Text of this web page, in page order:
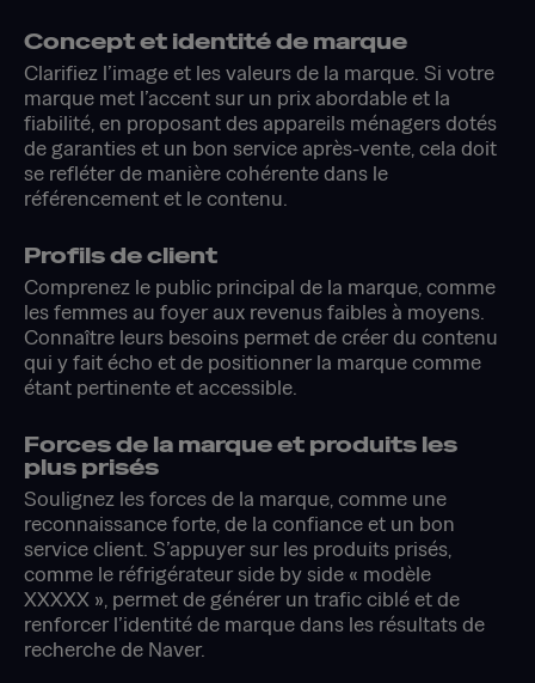
Concept et identité de marque
Clarifiez l’image et les valeurs de la marque. Si votre
marque met l’accent sur un prix abordable et la
fiabilité, en proposant des appareils ménagers dotés
de garanties et un bon service après-vente, cela doit
se refléter de manière cohérente dans le
référencement et le contenu.
Profils de client
Comprenez le public principal de la marque, comme
les femmes au foyer aux revenus faibles à moyens.
Connaître leurs besoins permet de créer du contenu
qui y fait écho et de positionner la marque comme
étant pertinente et accessible.
Forces de la marque et produits les
plus prisés
Soulignez les forces de la marque, comme une
reconnaissance forte, de la confiance et un bon
service client. S’appuyer sur les produits prisés,
comme le réfrigérateur side by side « modèle
XXXXX », permet de générer un trafic ciblé et de
renforcer l’identité de marque dans les résultats de
recherche de Naver.